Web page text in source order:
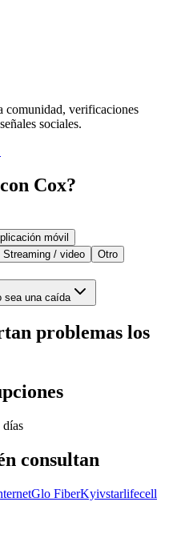
comunidad, verificaciones
sociales.
Cox?
móvil
Streaming / video
Otro
sea una caída
problemas los
días
consultan
Glo FiberKyivstarlifecell